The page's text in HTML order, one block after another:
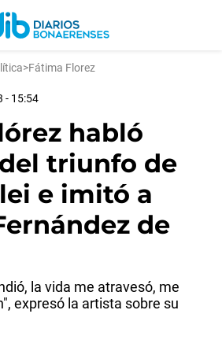
>Fátima Florez
- 15:54
habló
triunfo de
e imitó a
de
la vida me atravesó, me
expresó la artista sobre su